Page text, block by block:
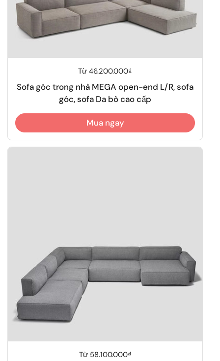
Giá thông thường
Từ 46.200.000₫
Sofa góc trong nhà MEGA open-end L/R, sofa
góc, sofa Da bò cao cấp
Mua ngay
Giá thông thường
Từ 58.100.000₫